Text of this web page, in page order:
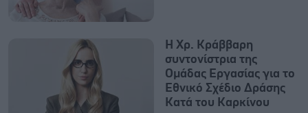
Η Χρ. Κράββαρη
συντονίστρια της
Ομάδας Εργασίας για το
Εθνικό Σχέδιο Δράσης
Κατά του Καρκίνου